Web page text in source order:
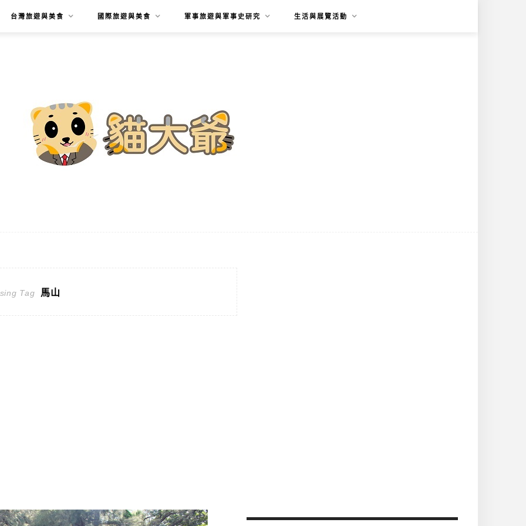
台灣旅遊與美食 國際旅遊與美食 軍事旅遊與軍事史研究 生活與展覽活動
Tag 馬山